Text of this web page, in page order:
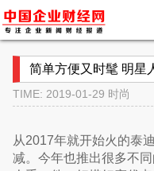
简单方便又时髦 明星
TIME: 2019-01-29 时尚
从2017年就开始火的泰
减。今年也推出很多不